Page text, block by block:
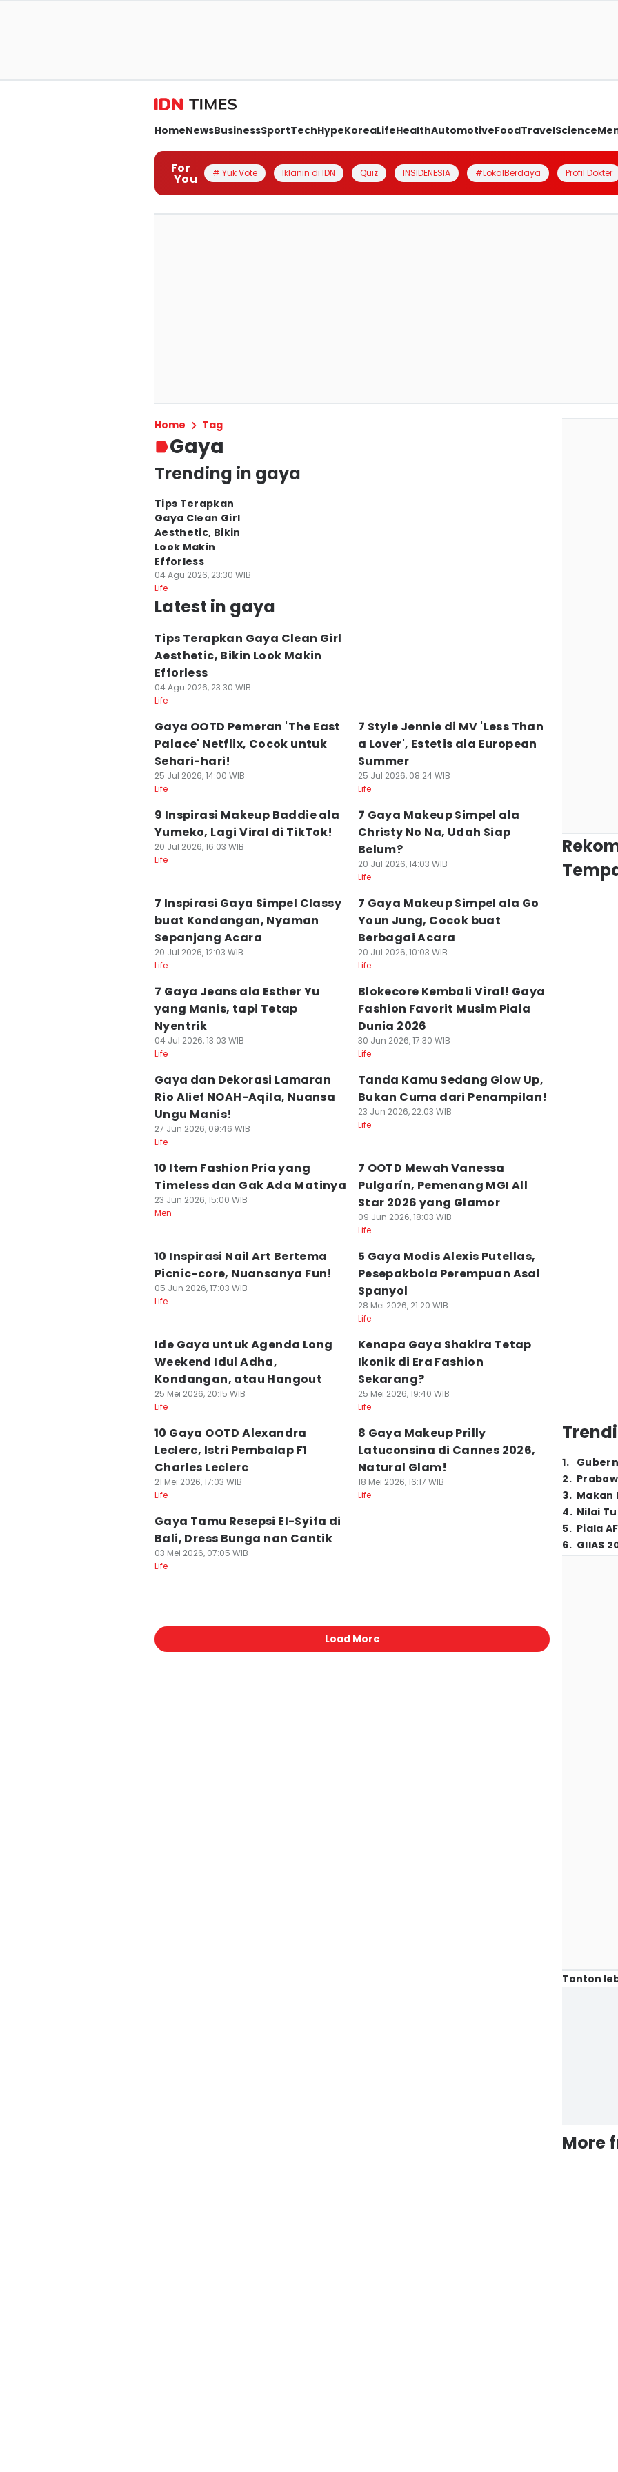
HomeNewsBusinessSportTechHypeKoreaLifeHealthAutomotiveFoodTravelScience
For
You # Yuk Vote Iklanin di IDN Quiz INSIDENESIA #LokalBerdaya Profil Dokter
Home Tag
Gaya
Trending in gaya
Tips Terapkan
Gaya Clean Girl
Aesthetic, Bikin
Look Makin
Efforless
04 Agu 2026, 23:30 WIB
Life
Latest in gaya
Tips Terapkan Gaya Clean Girl
Aesthetic, Bikin Look Makin
Efforless
04 Agu 2026, 23:30 WIB
Life
Gaya OOTD Pemeran 'The East
Palace' Netflix, Cocok untuk
Sehari-hari!
25 Jul 2026, 14:00 WIB
Life
7 Style Jennie di MV 'Less Than
a Lover', Estetis ala European
Summer
25 Jul 2026, 08:24 WIB
Life
9 Inspirasi Makeup Baddie ala
Yumeko, Lagi Viral di TikTok!
20 Jul 2026, 16:03 WIB
Life
7 Gaya Makeup Simpel ala
Christy No Na, Udah Siap
Belum?
20 Jul 2026, 14:03 WIB
Life
7 Inspirasi Gaya Simpel Classy
buat Kondangan, Nyaman
Sepanjang Acara
20 Jul 2026, 12:03 WIB
Life
7 Gaya Makeup Simpel ala Go
Youn Jung, Cocok buat
Berbagai Acara
20 Jul 2026, 10:03 WIB
Life
7 Gaya Jeans ala Esther Yu
yang Manis, tapi Tetap
Nyentrik
04 Jul 2026, 13:03 WIB
Life
Blokecore Kembali Viral! Gaya
Fashion Favorit Musim Piala
Dunia 2026
30 Jun 2026, 17:30 WIB
Life
Gaya dan Dekorasi Lamaran
Rio Alief NOAH-Aqila, Nuansa
Ungu Manis!
27 Jun 2026, 09:46 WIB
Life
Tanda Kamu Sedang Glow Up,
Bukan Cuma dari Penampilan!
23 Jun 2026, 22:03 WIB
Life
10 Item Fashion Pria yang
Timeless dan Gak Ada Matinya
23 Jun 2026, 15:00 WIB
Men
7 OOTD Mewah Vanessa
Pulgarín, Pemenang MGI All
Star 2026 yang Glamor
09 Jun 2026, 18:03 WIB
Life
10 Inspirasi Nail Art Bertema
Picnic-core, Nuansanya Fun!
05 Jun 2026, 17:03 WIB
Life
5 Gaya Modis Alexis Putellas,
Pesepakbola Perempuan Asal
Spanyol
28 Mei 2026, 21:20 WIB
Life
Ide Gaya untuk Agenda Long
Weekend Idul Adha,
Kondangan, atau Hangout
25 Mei 2026, 20:15 WIB
Life
Kenapa Gaya Shakira Tetap
Ikonik di Era Fashion
Sekarang?
25 Mei 2026, 19:40 WIB
Life
10 Gaya OOTD Alexandra
Leclerc, Istri Pembalap F1
Charles Leclerc
21 Mei 2026, 17:03 WIB
Life
8 Gaya Makeup Prilly
Latuconsina di Cannes 2026,
Natural Glam!
18 Mei 2026, 16:17 WIB
Life
Gaya Tamu Resepsi El-Syifa di
Bali, Dress Bunga nan Cantik
03 Mei 2026, 07:05 WIB
Life
Load More
1.
2.
3. Makan
4. Nilai
5. Piala
6. GIIAS
Tonton
More